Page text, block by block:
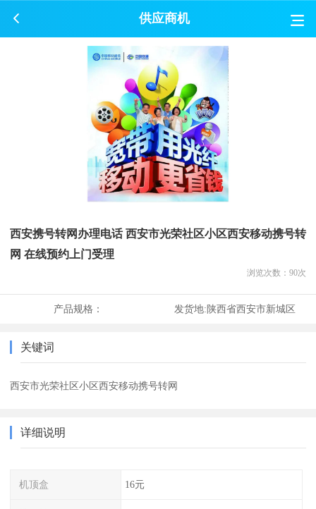
供应商机
西安携号转网办理电话 西安市光荣社区小区西安移动携号转
网 在线预约上门受理
浏览次数： 90次
产品规格： 发货地:陕西省西安市新城区
关键词
西安市光荣社区小区西安移动携号转网
详细说明
机顶盒 16元